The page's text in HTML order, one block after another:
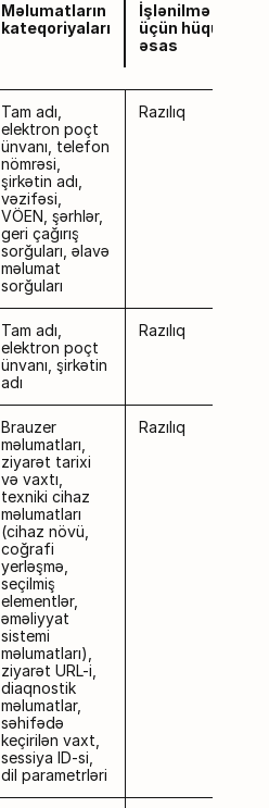
Məlumatların
kateqoriyaları
İşlənilmə
üçün hüquqi
əsas
Tam adı,
elektron poçt
ünvanı, telefon
nömrəsi,
şirkətin adı,
vəzifəsi,
VÖEN, şərhlər,
geri çağırış
sorğuları, əlavə
məlumat
sorğuları
Razılıq
Tam adı,
elektron poçt
ünvanı, şirkətin
adı
Razılıq
Brauzer
məlumatları,
ziyarət tarixi
və vaxtı,
texniki cihaz
məlumatları
(cihaz növü,
coğrafi
yerləşmə,
seçilmiş
elementlər,
əməliyyat
sistemi
məlumatları),
ziyarət URL-i,
diaqnostik
məlumatlar,
səhifədə
keçirilən vaxt,
sessiya ID-si,
dil parametrləri
Razılıq